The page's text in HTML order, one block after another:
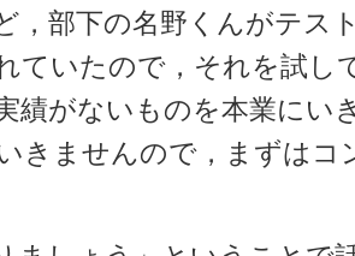
，部下の名野くんがテス
ていたので，それを試し
績がないものを本業にい
きませんので，まずはコ